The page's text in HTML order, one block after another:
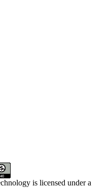
is licensed under a